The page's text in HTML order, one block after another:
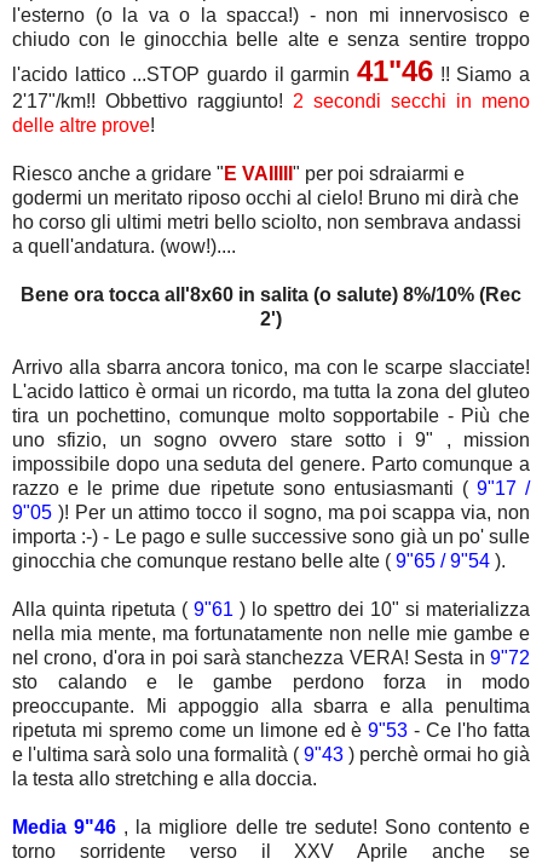
l'esterno (o la va o la spacca!) - non mi innervosisco e
chiudo con le ginocchia belle alte e senza sentire troppo
l'acido lattico ...STOP guardo il garmin 41"46 !! Siamo a
2'17"/km!! Obbettivo raggiunto! 2 secondi secchi in meno
delle altre prove!
Riesco anche a gridare " E VAIIIII " per poi sdraiarmi e
godermi un meritato riposo occhi al cielo! Bruno mi dirà che
ho corso gli ultimi metri bello sciolto, non sembrava andassi
a quell'andatura. (wow!)....
Bene ora tocca all'8x60 in salita (o salute) 8%/10% (Rec
2')
Arrivo alla sbarra ancora tonico, ma con le scarpe slacciate!
L'acido lattico è ormai un ricordo, ma tutta la zona del gluteo
tira un pochettino, comunque molto sopportabile - Più che
uno sfizio, un sogno ovvero stare sotto i 9" , mission
impossibile dopo una seduta del genere. Parto comunque a
razzo e le prime due ripetute sono entusiasmanti ( 9"17 /
9"05 )! Per un attimo tocco il sogno, ma poi scappa via, non
importa :-) - Le pago e sulle successive sono già un po' sulle
ginocchia che comunque restano belle alte ( 9"65 / 9"54 ).
Alla quinta ripetuta ( 9"61 ) lo spettro dei 10" si materializza
nella mia mente, ma fortunatamente non nelle mie gambe e
nel crono, d'ora in poi sarà stanchezza VERA! Sesta in 9"72
sto calando e le gambe perdono forza in modo
preoccupante. Mi appoggio alla sbarra e alla penultima
ripetuta mi spremo come un limone ed è9"53 - Ce l'ho fatta
e l'ultima sarà solo una formalità ( 9"43 ) perchè ormai ho già
la testa allo stretching e alla doccia.
Media 9"46 , la migliore delle tre sedute! Sono contento e
torno sorridente verso il XXV Aprile anche se